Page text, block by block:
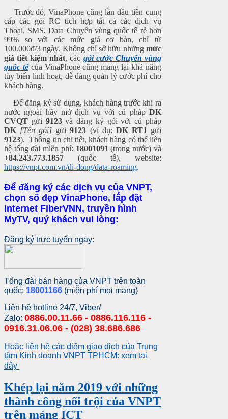
Trước đó, VinaPhone cũng lần đầu tiên cung
cấp các gói RC tích hợp tất cả các dịch vụ
Thoại, SMS, Data Chuyển vùng quốc tế rẻ hơn
99% so với các mức giá cơ bản, chỉ từ
100.000đ/3 ngày. Không chỉ sở hữu những mức
giá tiết kiệm nhất, các gói cước Chuyển vùng
quốc tếcủa VinaPhone cũng mang lại khả năng
tùy biến linh hoạt, dễ dàng quản lý cước phí cho
khách hàng.
Để đăng ký sử dụng, khách hàng trước khi ra
nước ngoài hãy mở dịch vụ với cú pháp DK
CVQT gửi 9123và đăng ký gói với cú pháp
DK [Tên gói] gửi9123 (ví dụ: DK RT1 gửi
9123). Thông tin chi tiết, khách hàng có thể liên
hệ tổng đài miễn phí: 18001091 (trong nước) và
+84.243.773.1857 (quốc tế), website:
https://vnpt.com.vn/di-dong/data-roaming.
Để đăng ký các dịch vụ của VNPT,
chọn số đẹp VinaPhone, lắp đặt
internet FiberVNN, truyền hình
MyTV, quý khách vui lòng:
Đăng ký trực tuyến ngay:
Tổng đài bán hàng của VNPT trên toàn
quốc: 18001166 (miễn phí mọi mạng)
Liên hệ hotline 24/7, Viber/
Zalo: 0886.00.11.66 - 0886.116.116 -
0916.31.06.06 - (028) 38.686.686
Hoặc liên hệ các điểm giao dịch của Trung
tâm Kinh doanh VNPT TPHCM: xem tại
đây
Khép lại năm 2019 với những
thành công nổi trội của VNPT
trên mảng ICT